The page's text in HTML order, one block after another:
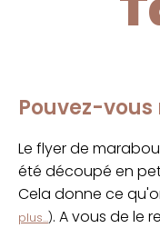
Pouvez-
Le flyer de
été découpé en
Cela donne ce
plus...). A vous de le